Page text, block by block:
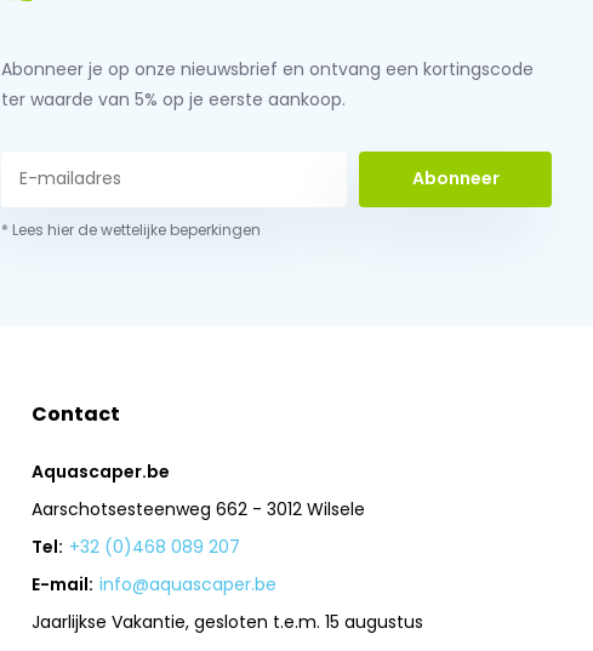
Abonneer je op onze nieuwsbrief en ontvang een kortingscode
ter waarde van 5% op je eerste aankoop.
Abonneer
* Lees hier de wettelijke beperkingen
Contact
Aquascaper.be
Aarschotsesteenweg 662 - 3012 Wilsele
Tel: +32 (0)468 089 207
E-mail: info@aquascaper.be
Jaarlijkse Vakantie, gesloten t.e.m. 15 augustus